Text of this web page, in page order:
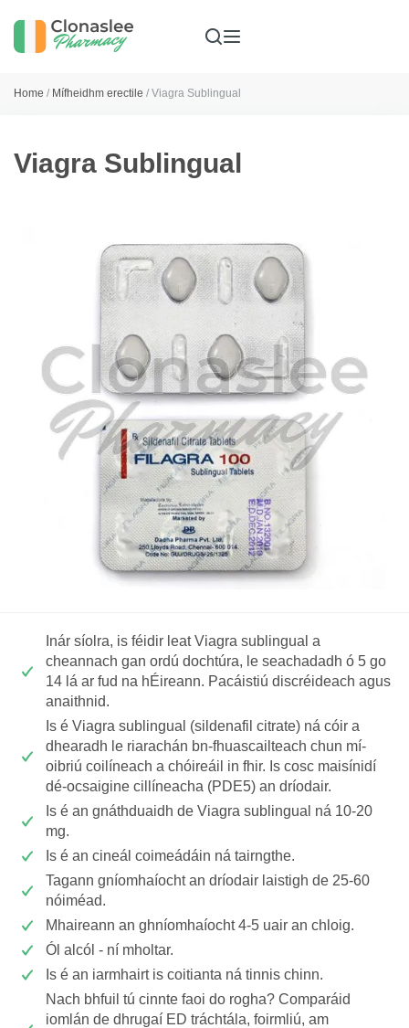
Home / Mífheidhm erectile / Viagra Sublingual
Viagra Sublingual
Inár síolra, is féidir leat Viagra sublingual a
cheannach gan ordú dochtúra, le seachadadh ó 5 go
14 lá ar fud na hÉireann. Pacáistiú discréideach agus
anaithnid.
Is é Viagra sublingual (sildenafil citrate) ná cóir a
dhearadh le riarachán bn-fhuascailteach chun mí-
oibriú coilíneach a chóireáil in fhir. Is cosc maisínidí
dé-ocsaigine cillíneacha (PDE5) an dríodair.
Is é an gnáthduaidh de Viagra sublingual ná 10-20
mg.
Is é an cineál coimeádáin ná tairngthe.
Tagann gníomhaíocht an dríodair laistigh de 25-60
nóiméad.
Mhaireann an ghníomhaíocht 4-5 uair an chloig.
Ól alcól - ní mholtar.
Is é an iarmhairt is coitianta ná tinnis chinn.
Nach bhfuil tú cinnte faoi do rogha? Comparáid
iomlán de dhrugaí ED tráchtála, foirmliú, am